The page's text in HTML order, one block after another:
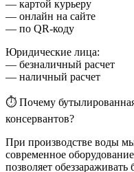
— картой курьеру
— онлайн на сайте
— по QR-коду
Юридические лица:
— безналичный расчет
— наличный расчет
⏱ Почему бутылированная
консервантов?
При производстве воды
современное
позволяет